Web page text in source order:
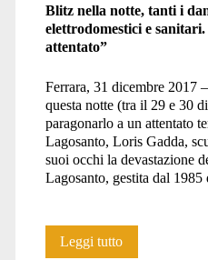
Blitz nella notte, tanti i
elettrodomestici e
attentato”
Ferrara, 31 dicembre 2017
questa notte (tra il 29 e 30
paragonarlo a un attentato
Lagosanto, Loris Gadda,
suoi occhi la devastazione
Lagosanto, gestita dal 1985
Leggi tuttoA.L.F.